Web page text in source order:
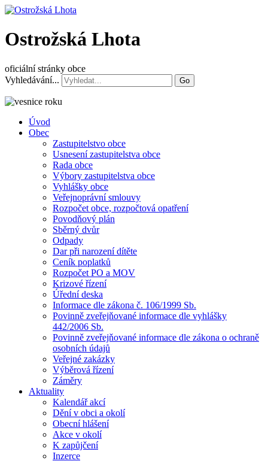
Ostrožská Lhota
oficiální stránky obce
Vyhledávání...
Go
Úvod
Obec
Zastupitelstvo obce
Usnesení zastupitelstva obce
Rada obce
Výbory zastupitelstva obce
Vyhlášky obce
Veřejnoprávní smlouvy
Rozpočet obce, rozpočtová opatření
Povodňový plán
Sběrný dvůr
Odpady
Dar při narození dítěte
Ceník poplatků
Rozpočet PO a MOV
Krizové řízení
Úřední deska
Informace dle zákona č. 106/1999 Sb.
Povinně zveřejňované informace dle vyhlášky
442/2006 Sb.
Povinně zveřejňované informace dle zákona o ochraně
osobních údajů
Veřejné zakázky
Výběrová řízení
Záměry
Aktuality
Kalendář akcí
Dění v obci a okolí
Obecní hlášení
Akce v okolí
K zapůjčení
Inzerce